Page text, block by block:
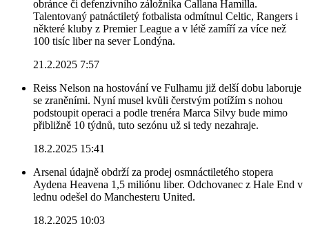
obránce či defenzivního záložníka Callana Hamilla.
Talentovaný patnáctiletý fotbalista odmítnul Celtic, Rangers i
některé kluby z Premier League a v létě zamíří za více než
100 tisíc liber na sever Londýna.
21.2.2025 7:57
Reiss Nelson na hostování ve Fulhamu již delší dobu laboruje
se zraněními. Nyní musel kvůli čerstvým potížím s nohou
podstoupit operaci a podle trenéra Marca Silvy bude mimo
přibližně 10 týdnů, tuto sezónu už si tedy nezahraje.
18.2.2025 15:41
Arsenal údajně obdrží za prodej osmnáctiletého stopera
Aydena Heavena 1,5 miliónu liber. Odchovanec z Hale End v
lednu odešel do Manchesteru United.
18.2.2025 10:03